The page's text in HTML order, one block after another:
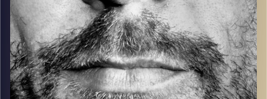
קרדיט תמונות: David Goehring